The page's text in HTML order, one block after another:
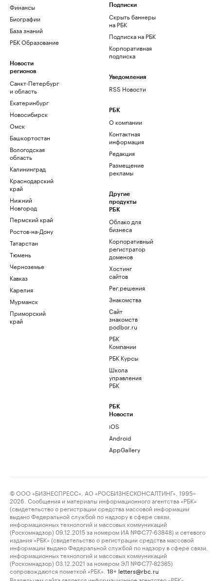
Финансы
Биографии
База знаний
РБК Образование
Новости
регионов
Санкт-Петербург
и область
Екатеринбург
Новосибирск
Омск
Башкортостан
Вологодская
область
Калининград
Краснодарский
край
Нижний
Новгород
Пермский край
Ростов-на-Дону
Татарстан
Тюмень
Черноземье
Кавказ
Карелия
Мурманск
Приморский
край
Подписки
Скрыть баннеры
на РБК
Подписка на РБК
Корпоративная
подписка
Уведомления
RSS Новости
РБК
О компании
Контактная
информация
Редакция
Размещение
рекламы
Другие
продукты
РБК
Облако для
бизнеса
Корпоративный
регистратор
доменов
Хостинг
сайтов
Рег.решения
Знакомства
Сайт
знакомств
podbor.ru
РБК
Компании
РБК Курсы
Школа
управления
РБК
РБК
Новости
iOS
Android
AppGallery
© ООО «БИЗНЕСПРЕСС», АО «РОСБИЗНЕСКОНСАЛТИНГ», 1995–
2026. Сообщения и материалы информационного агентства «РБК»
(свидетельство о регистрации средства массовой информации
выдано Федеральной службой по надзору в сфере связи,
информационных технологий и массовых коммуникаций
(Роскомнадзор) 09.12.2015 за номером ИА №ФС77-63848) и сетевого
издания «РБК» (свидетельство о регистрации средства массовой
информации выдано Федеральной службой по надзору в сфере связи,
информационных технологий и массовых коммуникаций
(Роскомнадзор) 03.12.2021 за номером ЭЛ №ФС77-82385)
сопровождаются пометкой «РБК».
18+ letters@rbc.ru